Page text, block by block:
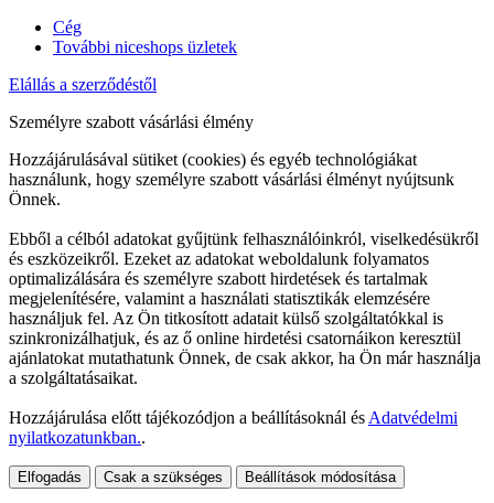
Cég
További niceshops üzletek
Elállás a szerződéstől
Személyre szabott vásárlási élmény
Hozzájárulásával sütiket (cookies) és egyéb technológiákat
használunk, hogy személyre szabott vásárlási élményt nyújtsunk
Önnek.
Ebből a célból adatokat gyűjtünk felhasználóinkról, viselkedésükről
és eszközeikről. Ezeket az adatokat weboldalunk folyamatos
optimalizálására és személyre szabott hirdetések és tartalmak
megjelenítésére, valamint a használati statisztikák elemzésére
használjuk fel. Az Ön titkosított adatait külső szolgáltatókkal is
szinkronizálhatjuk, és az ő online hirdetési csatornáikon keresztül
ajánlatokat mutathatunk Önnek, de csak akkor, ha Ön már használja
a szolgáltatásaikat.
Hozzájárulása előtt tájékozódjon a beállításoknál és Adatvédelmi
nyilatkozatunkban..
Elfogadás Csak a szükséges Beállítások módosítása